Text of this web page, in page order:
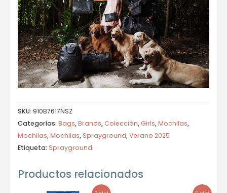
SKU: 910B7617NSZ
Categorías: Bags,Brands, Colección, Girls,Mochilas,
Mochilas,Mochilas, Sprayground,Verano 2025
Etiqueta: Sprayground
Productos relacionados